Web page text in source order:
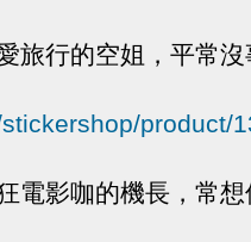
旅行的空姐，平常沒
product/
電影咖的機長，常想